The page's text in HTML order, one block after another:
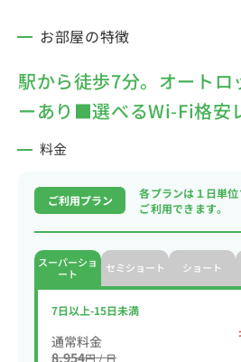
お部屋の特徴
駅から徒歩7分。オート
ーあり■選べるWi-Fi格安
料金
ご利用プラン
各プランは１日単位
ご利用できます。
スーパーショ
ート
セミショート ショート
7日以上-15日未満
通常料金
8,954円 / 日